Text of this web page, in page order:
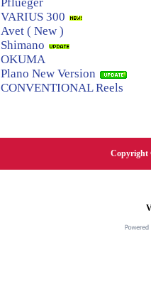
VARIUS 300
Avet ( New )
Shimano
OKUMA
Plano New Version
CONVENTIONAL Reels
Copyright